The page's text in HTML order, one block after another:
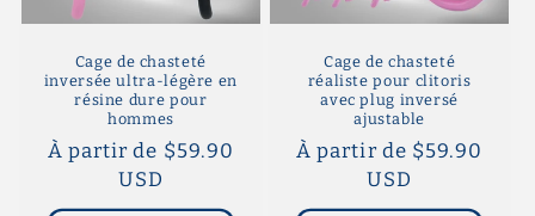
Cage de chasteté
inversée ultra-légère en
résine dure pour
hommes
Prix
habituel
À partir de $59.90
USD
Cage de chasteté
réaliste pour clitoris
avec plug inversé
ajustable
Prix
habituel
À partir de $59.90
USD